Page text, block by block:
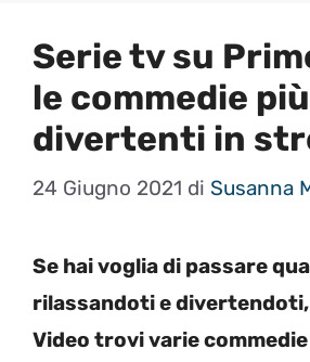
Serie tv su
le commedie più
divertenti in
24 Giugno 2021 di Susanna
Se hai voglia di passare
rilassandoti e
Video trovi varie